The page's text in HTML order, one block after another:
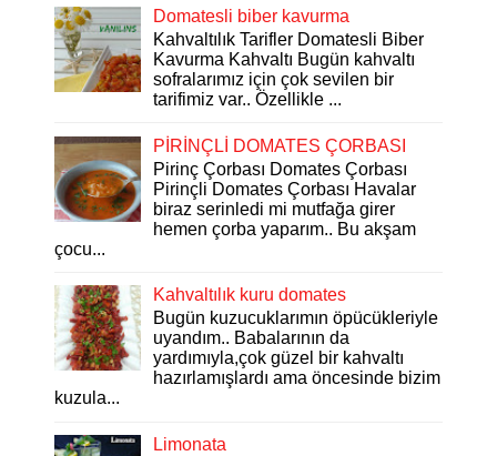
Domatesli biber kavurma
Kahvaltılık Tarifler Domatesli Biber
Kavurma Kahvaltı Bugün kahvaltı
sofralarımız için çok sevilen bir
tarifimiz var.. Özellikle ...
PİRİNÇLİ DOMATES ÇORBASI
Pirinç Çorbası Domates Çorbası
Pirinçli Domates Çorbası Havalar
biraz serinledi mi mutfağa girer
hemen çorba yaparım.. Bu akşam
çocu...
Kahvaltılık kuru domates
Bugün kuzucuklarımın öpücükleriyle
uyandım.. Babalarının da
yardımıyla,çok güzel bir kahvaltı
hazırlamışlardı ama öncesinde bizim
kuzula...
Limonata